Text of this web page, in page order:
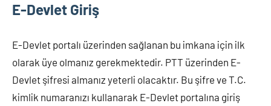
E-Devlet Giriş
E-Devlet portalı üzerinden sağlanan bu imkana için ilk
olarak üye olmanız gerekmektedir. PTT üzerinden E-
Devlet şifresi almanız yeterli olacaktır. Bu şifre ve T.C.
kimlik numaranızı kullanarak E-Devlet portalına giriş